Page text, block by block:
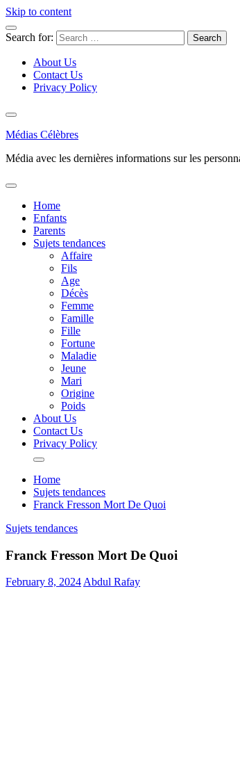
Skip to content
Search for:
About Us
Contact Us
Privacy Policy
Médias Célèbres
Média avec les dernières informations sur les
Home
Enfants
Parents
Sujets tendances
Affaire
Fils
Age
Décès
Femme
Famille
Fille
Fortune
Maladie
Jeune
Mari
Origine
Poids
About Us
Contact Us
Privacy Policy
Home
Sujets tendances
Franck Fresson Mort De Quoi
Sujets tendances
Franck Fresson Mort De Quoi
February 8, 2024Abdul Rafay